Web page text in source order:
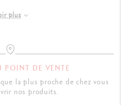
dans nos cahiers.
de coloriages :choisissez vos
vous emporter par la magie
de coloriage Caran d'Ache des
plus
POINT DE VENTE
la plus proche de chez vous
nos produits.